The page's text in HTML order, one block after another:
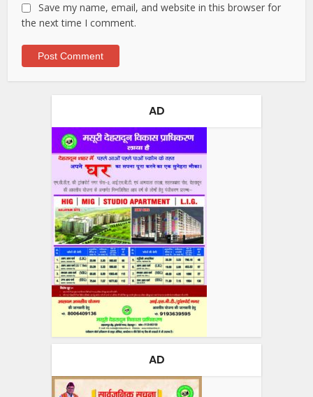
Save my name, email, and website in this browser for
the next time I comment.
AD
AD